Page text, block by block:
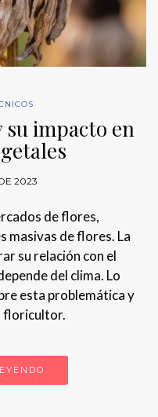
impacto en
2023
de flores,
masivas de flores. La
su relación con el
del clima. Lo
esta problemática y
floricultor.